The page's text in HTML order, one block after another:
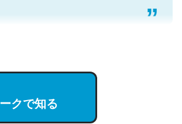
ないので貴重な良記事。/続編来た
entry/2023/03/27
界についての考察（１） - conceptualization
クで知る